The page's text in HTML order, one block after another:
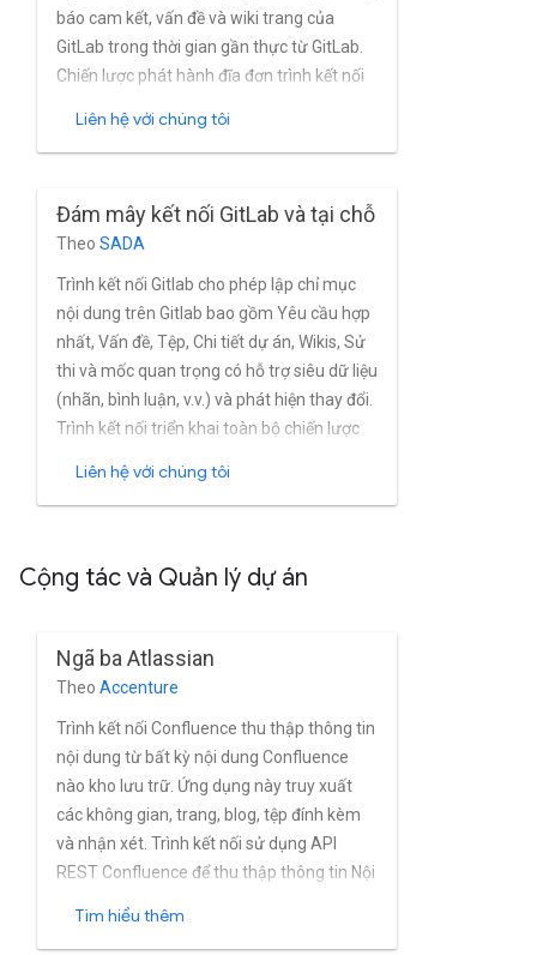
báo cam kết, vấn đề và wiki trang của
GitLab trong thời gian gần thực từ GitLab.
Chiến lược phát hành đĩa đơn trình kết nối
của GitLab Google Cloud. Trình kết nối tìm
Liên hệ với chúng tôi
Đám mây kết nối GitLab và tại chỗ
Theo SADA
Trình kết nối Gitlab cho phép lập chỉ mục
nội dung trên Gitlab bao gồm Yêu cầu hợp
nhất, Vấn đề, Tệp, Chi tiết dự án, Wikis, Sử
thi và mốc quan trọng có hỗ trợ siêu dữ liệu
(nhãn, bình luận, v.v.) và phát hiện thay đổi.
Trình kết nối triển khai toàn bộ chiến lược
của Google cung cấp. Dịch vụ này sử dụng
Liên hệ với chúng tôi
Cộng tác và Quản lý dự án
Ngã ba Atlassian
Theo Accenture
Trình kết nối Confluence thu thập thông tin
nội dung từ bất kỳ nội dung Confluence
nào kho lưu trữ. Ứng dụng này truy xuất
các không gian, trang, blog, tệp đính kèm
và nhận xét. Trình kết nối sử dụng API
REST Confluence để thu thập thông tin Nội
Tìm hiểu thêm